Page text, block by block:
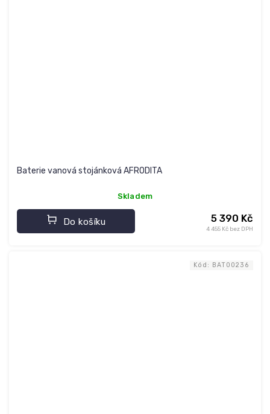
Baterie vanová stojánková AFRODITA
Skladem
4 455 Kč bez DPH
5 390 Kč
Do košíku
Kód: BAT00236